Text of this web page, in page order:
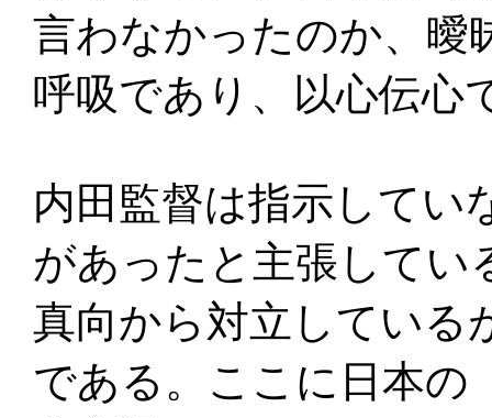
言わなかったのか、曖
呼吸であり、以心伝心
内田監督は指示してい
があったと主張してい
真向から対立している
である。ここに日本の